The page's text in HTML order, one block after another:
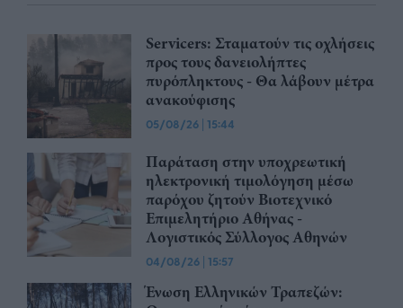
Servicers: Σταματούν τις οχλήσεις
προς τους δανειολήπτες
πυρόπληκτους - Θα λάβουν μέτρα
ανακούφισης
05/08/26 | 15:44
Παράταση στην υποχρεωτική
ηλεκτρονική τιμολόγηση μέσω
παρόχου ζητούν Βιοτεχνικό
Επιμελητήριο Αθήνας -
Λογιστικός Σύλλογος Αθηνών
04/08/26 | 15:57
Ένωση Ελληνικών Τραπεζών: